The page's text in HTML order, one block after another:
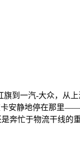
到一汽-大众，
安静地停在那里
忙于物流干线的